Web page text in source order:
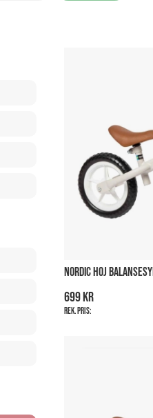
NORDIC HOJ
699 kr
Rek. pris: